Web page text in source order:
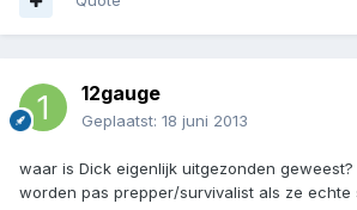
12gauge
Geplaatst: 18 juni 2013
waar is Dick eigenlijk uitgezonden
worden pas prepper/survivalist als ze echte